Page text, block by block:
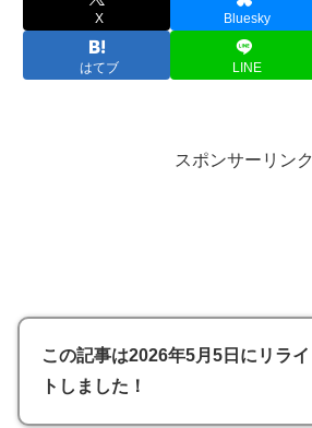
X Bluesky
はてブ LINE
スポンサーリンク
この記事は2026年5月5日にリライ
トしました！